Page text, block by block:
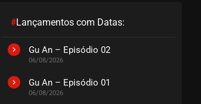
#Lançamentos com Datas:
Gu An – Episódio 02
06/08/2026
Gu An – Episódio 01
06/08/2026